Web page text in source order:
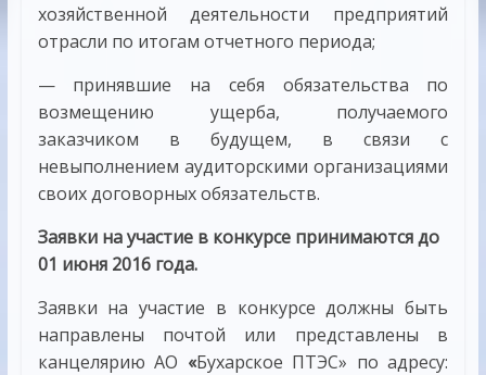
хозяйственной деятельности предприятий
отрасли по итогам отчетного периода;
— принявшие на себя обязательства по
возмещению ущерба, получаемого
заказчиком в будущем, в связи с
невыполнением аудиторскими организациями
своих договорных обязательств.
Заявки на участие в конкурсе принимаются до
01 июня 2016 года.
Заявки на участие в конкурсе должны быть
направлены почтой или представлены в
канцелярию АО «Бухарское ПТЭС» по адресу: